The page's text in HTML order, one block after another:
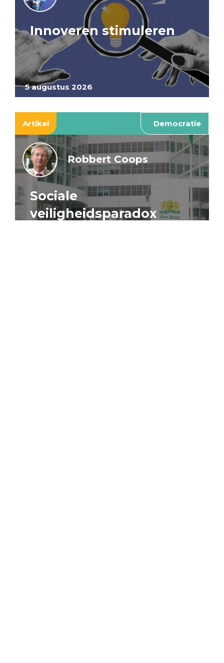
5 augustus 2026
Innoveren stimuleren
Artikel Democratie
Robbert Coops
Sociale
veiligheidsparadox